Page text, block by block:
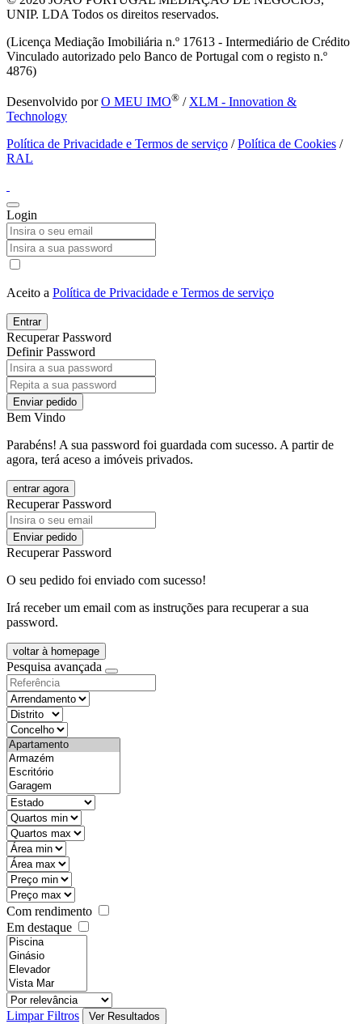
UNIP. LDA Todos os direitos reservados.
(Licença Mediação Imobiliária n.º 17613 - Intermediário de Crédito
Vinculado autorizado pelo Banco de Portugal com o registo n.º
4876)
Desenvolvido porO MEU IMO® / XLM - Innovation &
Technology
Política de Privacidade e Termos de serviço /Política de Cookies /
RAL
Login
Aceito a Política de Privacidade e Termos de serviço
Entrar
Recuperar Password
Definir Password
Enviar pedido
Bem Vindo
Parabéns! A sua password foi guardada com sucesso. A partir de
agora, terá aceso a imóveis privados.
entrar agora
Recuperar Password
Enviar pedido
Recuperar Password
O seu pedido foi enviado com sucesso!
Irá receber um email com as instruções para recuperar a sua
password.
voltar à homepage
Pesquisa avançada
Com rendimento
Em destaque
Limpar Filtros Ver Resultados